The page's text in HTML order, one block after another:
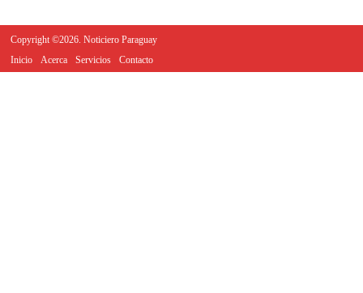
Copyright ©2026. Noticiero Paraguay
Inicio
Acerca Servicios Contacto